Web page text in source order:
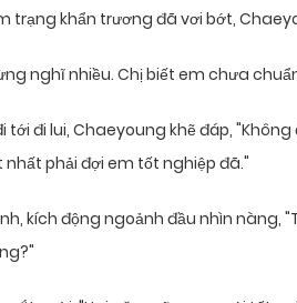
trạng khẩn trương đã vơi bớt,
nghĩ nhiều. Chị biết em chưa
tới đi lui, Chaeyoung khẽ đáp,
phải đợi em tốt nghiệp đã."
kích động ngoảnh đầu nhìn nàng,